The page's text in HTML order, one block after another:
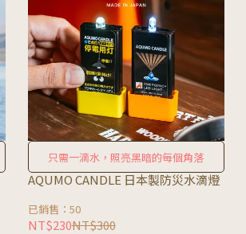
只需一滴水，照亮黑暗的每個角落
AQUMO CANDLE 日本製防災水滴燈
已銷售：50
NT$230NT$300